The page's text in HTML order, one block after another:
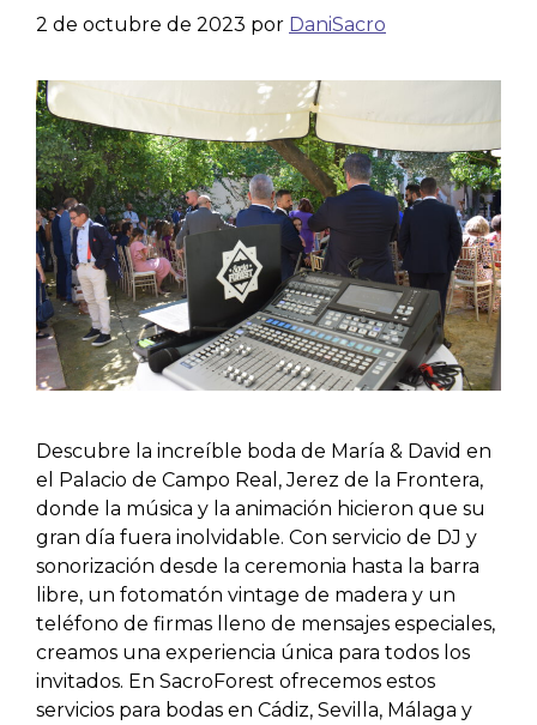
2 de octubre de 2023 por DaniSacro
Descubre la increíble boda de María & David en
el Palacio de Campo Real, Jerez de la Frontera,
donde la música y la animación hicieron que su
gran día fuera inolvidable. Con servicio de DJ y
sonorización desde la ceremonia hasta la barra
libre, un fotomatón vintage de madera y un
teléfono de firmas lleno de mensajes especiales,
creamos una experiencia única para todos los
invitados. En SacroForest ofrecemos estos
servicios para bodas en Cádiz, Sevilla, Málaga y